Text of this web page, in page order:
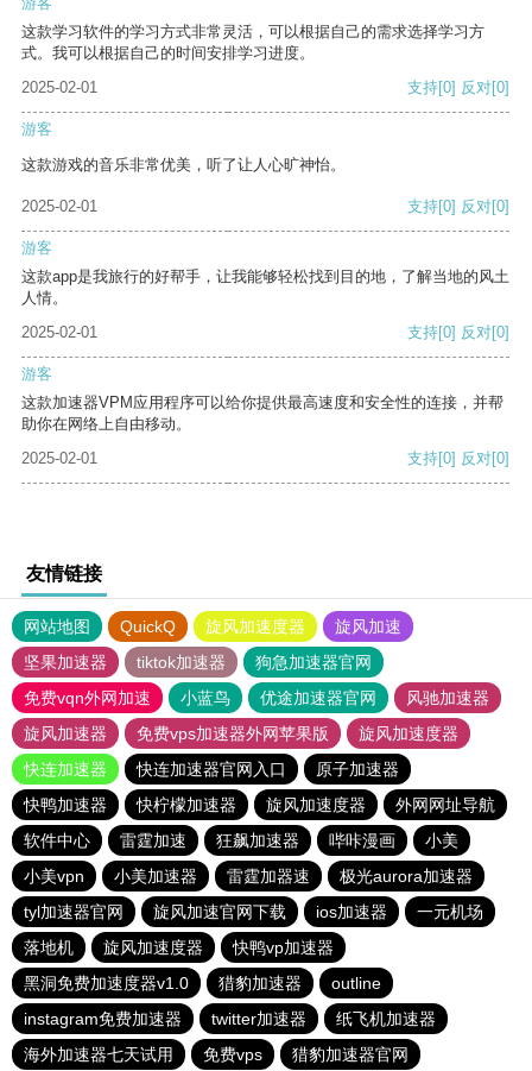
这款学习软件的学习方式非常灵活，可以根据自己的需求选择学习方
式。我可以根据自己的时间安排学习进度。
2025-02-01
支持[0] 反对[0]
游客
这款游戏的音乐非常优美，听了让人心旷神怡。
2025-02-01 支持[0] 反对[0]
游客
这款app是我旅行的好帮手，让我能够轻松找到目的地，了解当地的风土
人情。
2025-02-01
支持[0] 反对[0]
游客
这款加速器VPM应用程序可以给你提供最高速度和安全性的连接，并帮
助你在网络上自由移动。
2025-02-01
支持[0] 反对[0]
友情链接
网站地图 QuickQ 旋风加速度器
旋风加速
坚果加速器
tiktok加速器
狗急加速器官网
免费vqn外网加速
小蓝鸟 优途加速器官网
风驰加速器
旋风加速器
免费vps加速器外网苹果版
旋风加速度器
快连加速器
快连加速器官网入口
原子加速器
快鸭加速器
快柠檬加速器 旋风加速度器
外网网址导航
软件中心
雷霆加速 狂飙加速器 哔咔漫画
小美
小美vpn
小美加速器 雷霆加器速
极光aurora加速器
tyl加速器官网
旋风加速官网下载 ios加速器
一元机场
落地机
旋风加速度器
快鸭vp加速器
黑洞免费加速度器v1.0
猎豹加速器
outline
instagram免费加速器
twitter加速器
纸飞机加速器
海外加速器七天试用
免费vps 猎豹加速器官网